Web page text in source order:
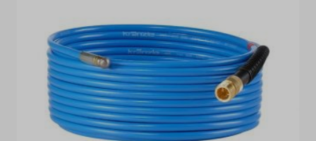
Retomas
Pedidos de cotação
Marcas